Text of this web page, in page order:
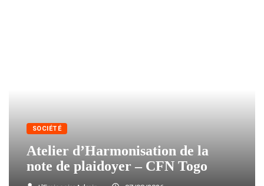
SOCIÉTÉ
Atelier d’Harmonisation de la
note de plaidoyer – CFN Togo